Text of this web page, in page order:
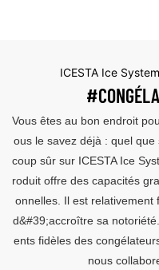
ICESTA Ice System
Vous êtes au bon endroit
ous le savez déjà : quel
coup sûr sur ICESTA Ice
roduit offre des capacités
onnelles. Il est relativement
d&#39;accroître sa
ents fidèles des
nous